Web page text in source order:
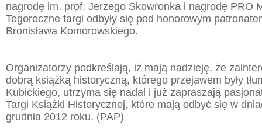
nagrodę im. prof. Jerzego Skowronka i nagrodę PRO
Tegoroczne targi odbyły się pod honorowym
Bronisława Komorowskiego.
Organizatorzy podkreślają, iż mają nadzieję, że
dobrą książką historyczną, którego przejawem były
Kubickiego, utrzyma się nadal i już zapraszają
Targi Książki Historycznej, które mają odbyć się w
grudnia 2012 roku. (PAP)